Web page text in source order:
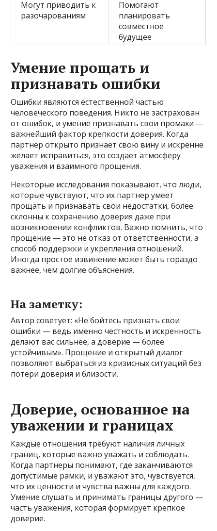
Могут приводить к
разочарованиям
Помогают
планировать
совместное
будущее
Умение прощать и
признавать ошибки
Ошибки являются естественной частью
человеческого поведения. Никто не застрахован
от ошибок, и умение признавать свои промахи —
важнейший фактор крепкости доверия. Когда
партнер открыто признает свою вину и искренне
желает исправиться, это создает атмосферу
уважения и взаимного прощения.
Некоторые исследования показывают, что люди,
которые чувствуют, что их партнер умеет
прощать и признавать свои недостатки, более
склонны к сохранению доверия даже при
возникновении конфликтов. Важно помнить, что
прощение — это не отказ от ответственности, а
способ поддержки и укрепления отношений.
Иногда простое извинение может быть гораздо
важнее, чем долгие объяснения.
На заметку:
Автор советует: «Не бойтесь признать свои
ошибки — ведь именно честность и искренность
делают вас сильнее, а доверие — более
устойчивым». Прощение и открытый диалог
позволяют выбраться из кризисных ситуаций без
потери доверия и близости.
Доверие, основанное на
уважении и границах
Каждые отношения требуют наличия личных
границ, которые важно уважать и соблюдать.
Когда партнеры понимают, где заканчиваются
допустимые рамки, и уважают это, чувствуется,
что их ценности и чувства важны для каждого.
Умение слушать и принимать границы другого —
часть уважения, которая формирует крепкое
доверие.